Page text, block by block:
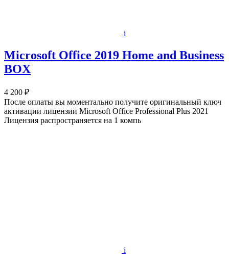
i
Microsoft Office 2019 Home and Business
BOX
4 200 ₽
После оплаты вы моментально получите оригинальный ключ
активации лицензии Microsoft Office Professional Plus 2021
Лицензия распространяется на 1 компь
i